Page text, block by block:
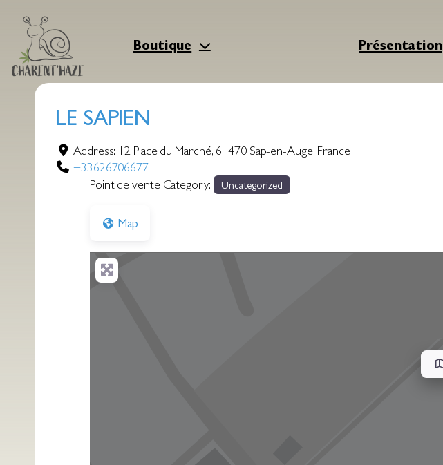
contenu
Boutique Présentation
LE SAPIEN
Address: 12 Place du Marché, 61470 Sap-en-Auge, France
+33626706677
Point de vente Category:
Uncategorized
Map